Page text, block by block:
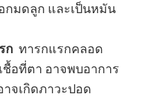
กมดลูก และเป็นหมัน
ก ทารกแรกคลอด
อที่ตา อาจพบอาการ
จเกิดภาวะปอด